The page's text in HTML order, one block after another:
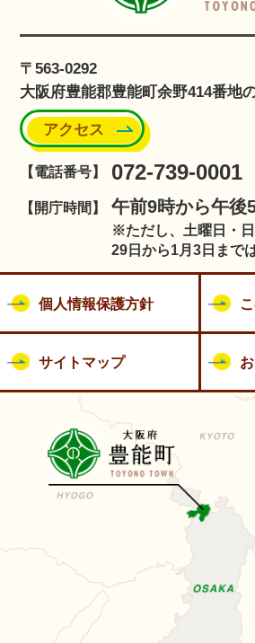
〒563-0292
大阪府豊能郡豊能町余野414番地
アクセス
【電話番号】 072-739-0001
【開庁時間】 午前9時から午後
※ただし、土曜日・
29日から1月3日まで
個人情報保護方針
サイトマップ